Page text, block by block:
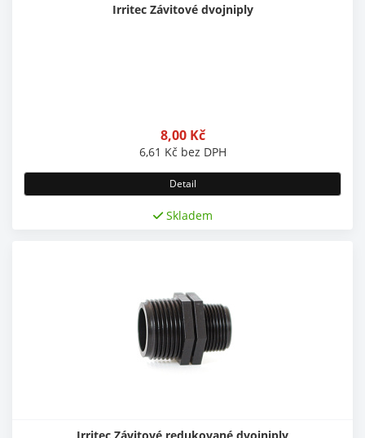
Irritec Závitové dvojniply
8,00 Kč
6,61 Kč bez DPH
Detail
Skladem
Irritec Závitové redukované dvojniply